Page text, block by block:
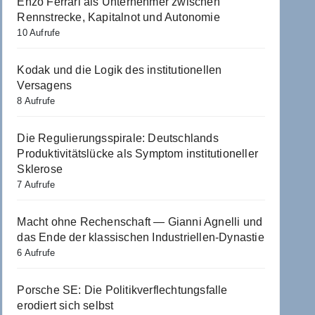
Rennstrecke, Kapitalnot und Autonomie
10 Aufrufe
Kodak und die Logik des institutionellen
Versagens
8 Aufrufe
Die Regulierungsspirale: Deutschlands
Produktivitätslücke als Symptom institutioneller
Sklerose
7 Aufrufe
Macht ohne Rechenschaft — Gianni Agnelli und
das Ende der klassischen Industriellen-Dynastie
6 Aufrufe
Porsche SE: Die Politikverflechtungsfalle
erodiert sich selbst